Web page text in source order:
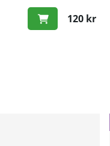
mot
inkluderad
120 kr